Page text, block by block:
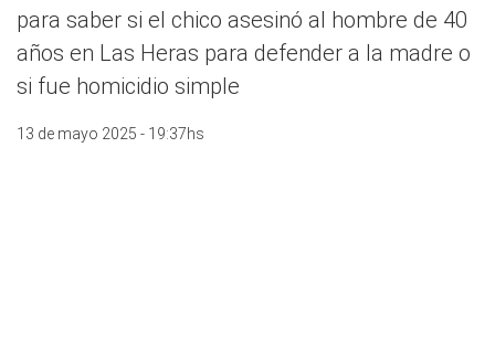
para saber si el chico asesinó al hombre de 40
años en Las Heras para defender a la madre o
si fue homicidio simple
13 de mayo 2025 - 19:37hs